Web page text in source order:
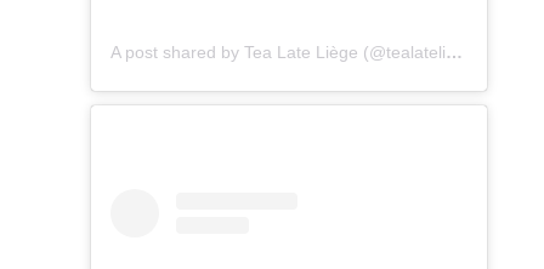
A post shared by Tea Late Liège (@tealateliege)